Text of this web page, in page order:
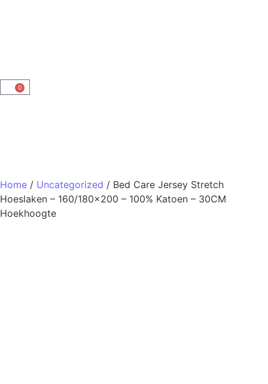
0
Home / Uncategorized / Bed Care Jersey Stretch
Hoeslaken – 160/180×200 – 100% Katoen – 30CM
Hoekhoogte